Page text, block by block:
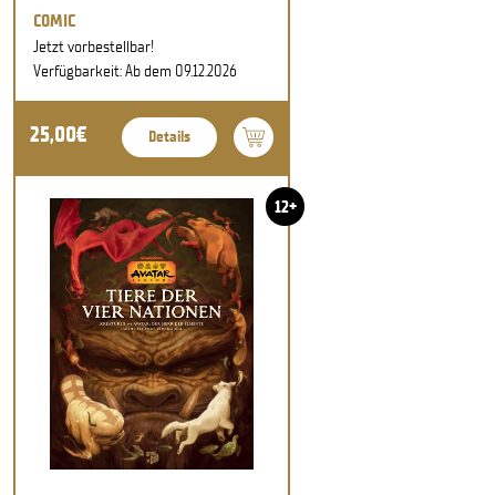
COMIC
Jetzt vorbestellbar!
Verfügbarkeit: Ab dem 09.12.2026
25,00€ Details
12+